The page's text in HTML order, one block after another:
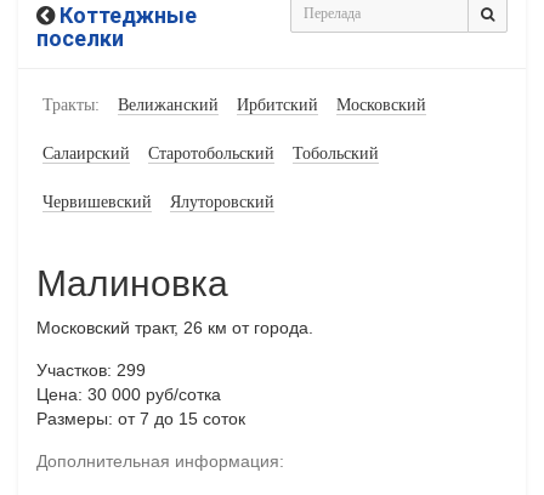
Коттеджные
поселки
Тракты: Велижанский Ирбитский Московский
Салаирский Старотобольский Тобольский
Червишевский Ялуторовский
Малиновка
Московский тракт, 26 км от города.
Участков: 299
Цена: 30 000 руб/сотка
Размеры: от 7 до 15 соток
Дополнительная информация: